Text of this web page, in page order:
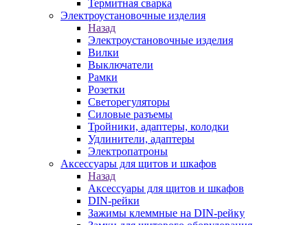
Термитная сварка
Электроустановочные изделия
Назад
Электроустановочные изделия
Вилки
Выключатели
Рамки
Розетки
Светорегуляторы
Силовые разъемы
Тройники, адаптеры, колодки
Удлинители, адаптеры
Электропатроны
Аксессуары для щитов и шкафов
Назад
Аксессуары для щитов и шкафов
DIN-рейки
Зажимы клеммные на DIN-рейку